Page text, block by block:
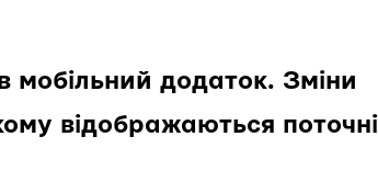
мобільний додаток. Зміни
відображаються поточні